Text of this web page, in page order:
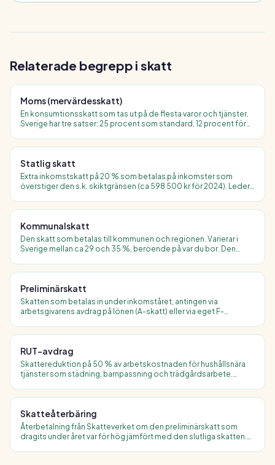
Relaterade begrepp i skatt
Moms (mervärdesskatt)
En konsumtionsskatt som tas ut på de flesta varor och tjänster.
Sverige har tre satser: 25 procent som standard, 12 procent för
Statlig skatt
Extra inkomstskatt på 20 % som betalas på inkomster som
överstiger den s.k. skiktgränsen (ca 598 500 kr för 2024). Leder
Kommunalskatt
Den skatt som betalas till kommunen och regionen. Varierar i
Sverige mellan ca 29 och 35 %, beroende på var du bor. Den
Preliminärskatt
Skatten som betalas in under inkomståret, antingen via
arbetsgivarens avdrag på lönen (A-skatt) eller via eget F-
RUT-avdrag
Skattereduktion på 50 % av arbetskostnaden för hushållsnära
tjänster som städning, barnpassning och trädgårdsarbete.
Skatteåterbäring
Återbetalning från Skatteverket om den preliminärskatt som
dragits under året var för hög jämfört med den slutliga skatten.